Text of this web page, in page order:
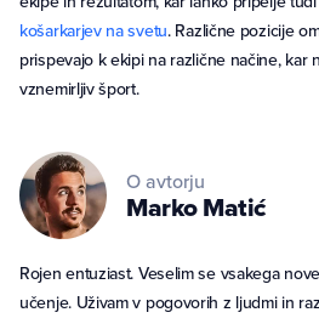
košarkarjev na svetu. Različne pozicije
prispevajo k ekipi na različne načine, kar
vznemirljiv šport.
O avtorju
MarkoMatić
Rojen entuziast. Veselim se vsakega
učenje. Uživam v pogovorih z ljudmi in